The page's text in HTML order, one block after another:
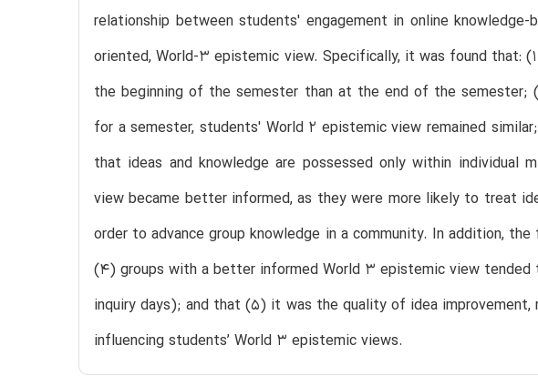
relationship between students' engagement in online
oriented, World-3 epistemic view. Specifically, it was found that:
the beginning of the semester than at the end of the semester;
for a semester, students' World 2 epistemic view remained
that ideas and knowledge are possessed only within individual
view became better informed, as they were more likely to treat
order to advance group knowledge in a community. In addition,
(4) groups with a better informed World 3 epistemic view
inquiry days); and that (5) it was the quality of idea
influencing students’ World 3 epistemic views.